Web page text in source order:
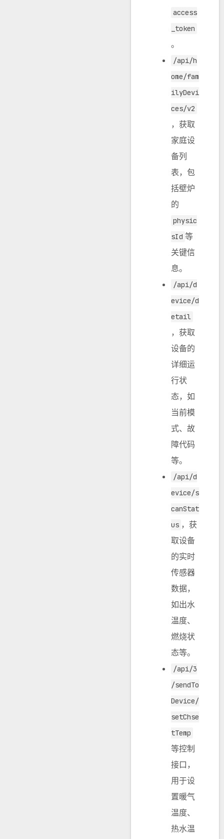
access
_token
。
/api/h
ome/fam
ilyDevi
ces/v2
，获取
家庭设
备列
表，包
括壁炉
的
physic
sId 等
关键信
息。
/api/d
evice/d
etail
，获取
设备的
详细运
行状
态，如
当前模
式、故
障代码
等。
/api/d
evice/s
canStat
us ，获
取设备
的实时
传感器
数据，
如出水
温度、
燃烧状
态等。
/api/3
/sendTo
Device/
setChse
tTemp
等控制
接口，
用于设
置暖气
温度、
热水温